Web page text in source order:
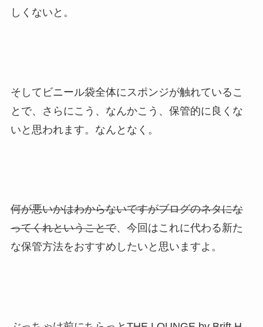
しくないと。
そしてビニール袋全体にスポンジが触れているこ
とで、さらにこう、なんかこう、保管的に良くな
いと思われます。なんとなく。
何が悪いかはわからないですがブログのネタにな
ってくれということで、今回はこれに代わる新た
な保管方法をおすすめしたいと思いますよ。